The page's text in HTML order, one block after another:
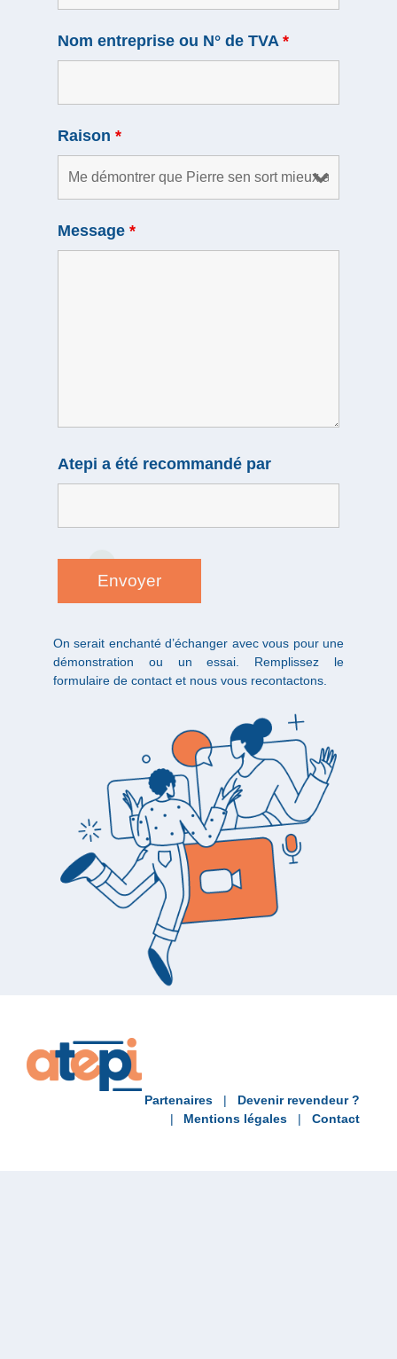
Nom entreprise ou N° de TVA *
Raison *
Message *
Atepi a été recommandé par
On serait enchanté d’échanger avec vous pour une
démonstration ou un essai. Remplissez le
formulaire de contact et nous vous recontactons.
Partenaires
Devenir revendeur ?
Mentions légales
Contact